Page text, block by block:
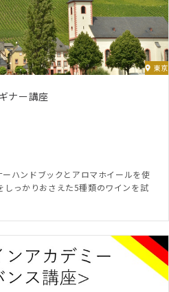
東京
ナー講座
ハンドブックとアロマホイールを使
しっかりおさえた5種類のワインを試